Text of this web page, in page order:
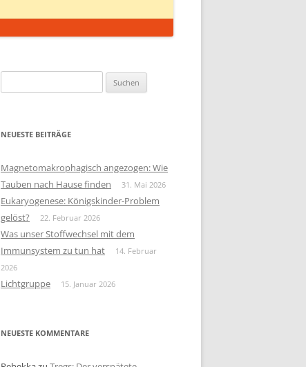
nach:
NEUESTE BEITRÄGE
Magnetomakrophagisch angezogen: Wie
Tauben nach Hause finden
31. Mai 2026
Eukaryogenese: Königskinder-Problem
gelöst?
22. Februar 2026
Was unser Stoffwechsel mit dem
Immunsystem zu tun hat
14. Februar
2026
Lichtgruppe 15. Januar 2026
NEUESTE KOMMENTARE